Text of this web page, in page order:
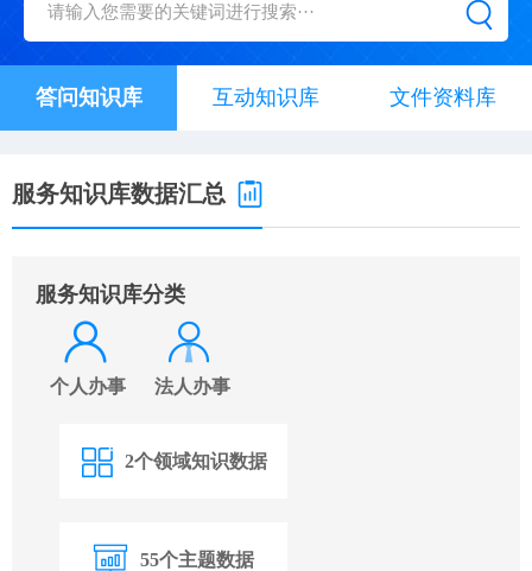
答问知识库 互动知识库 文件资料库
服务知识库数据汇总
服务知识库分类
个人办事 法人办事
2个领域知识数据
55个主题数据